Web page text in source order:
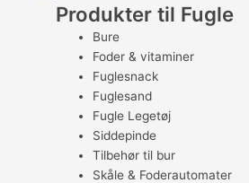
Produkter til Fugle
Bure
Foder & vitaminer
Fuglesnack
Fuglesand
Fugle Legetøj
Siddepinde
Tilbehør til bur
Skåle & Foderautomater